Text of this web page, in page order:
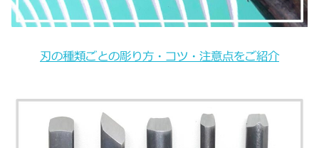
刃の種類ごとの彫り方・コツ・注意点をご紹介